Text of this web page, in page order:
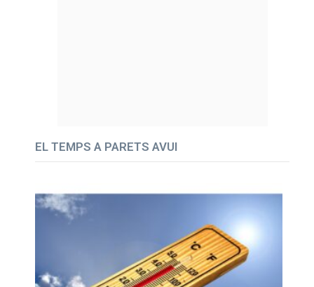
EL TEMPS A PARETS AVUI